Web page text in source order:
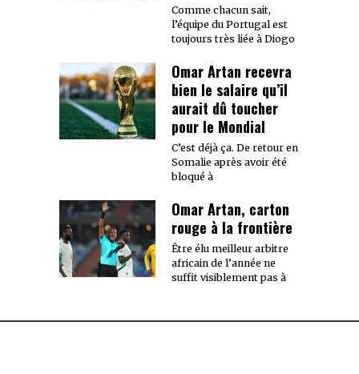
Comme chacun sait,
l’équipe du Portugal est
toujours très liée à Diogo
Omar Artan recevra
bien le salaire qu’il
aurait dû toucher
pour le Mondial
C’est déjà ça. De retour en
Somalie après avoir été
bloqué à
Omar Artan, carton
rouge à la frontière
Être élu meilleur arbitre
africain de l’année ne
suffit visiblement pas à